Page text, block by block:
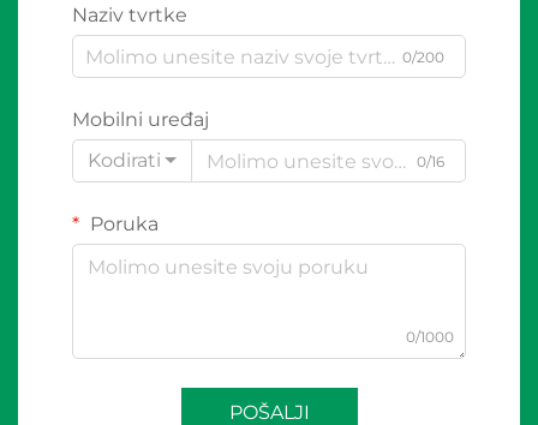
Naziv tvrtke
0/200
Mobilni uređaj
Kodirati
0/16
Poruka
0/1000
POŠALJI